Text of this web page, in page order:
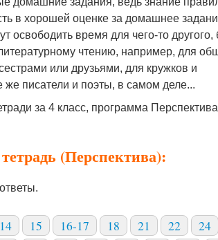
в хорошей оценке за домашнее
освободить время для чего-то другого,
чтению, например, для
или друзьями, для кружков и
же писатели и поэты, в самом деле...
за 4 класс, программа
(Перспектива):
14 15 16-17 18 21 22
24